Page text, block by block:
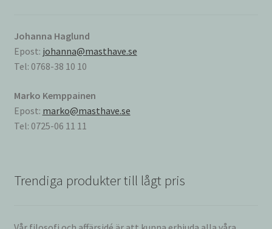
Johanna Haglund
Epost: johanna@masthave.se
Tel: 0768-38 10 10
Marko Kemppainen
Epost: marko@masthave.se
Tel: 0725-06 11 11
Trendiga produkter till lågt pris